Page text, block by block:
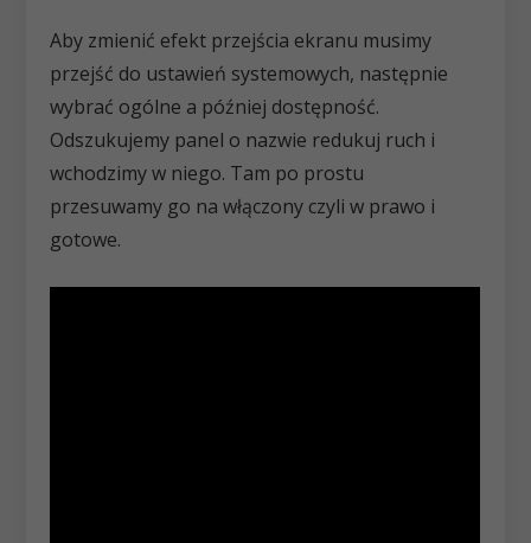
Aby zmienić efekt przejścia ekranu musimy
przejść do ustawień systemowych, następnie
wybrać ogólne a później dostępność.
Odszukujemy panel o nazwie redukuj ruch i
wchodzimy w niego. Tam po prostu
przesuwamy go na włączony czyli w prawo i
gotowe.